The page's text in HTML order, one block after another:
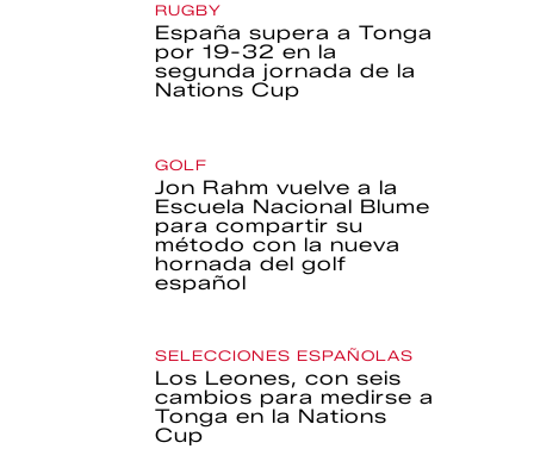
RUGBY
España supera a Tonga
por 19-32 en la
segunda jornada de la
Nations Cup
GOLF
Jon Rahm vuelve a la
Escuela Nacional Blume
para compartir su
método con la nueva
hornada del golf
español
SELECCIONES ESPAÑOLAS
Los Leones, con seis
cambios para medirse a
Tonga en la Nations
Cup